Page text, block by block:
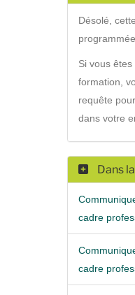
Désolé,
Si vous
formation,
requête
dans votre
Dans
cadre
cadre